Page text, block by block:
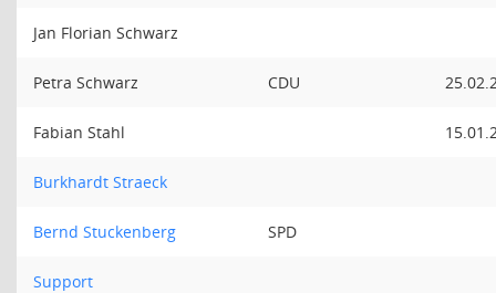
Jan Florian Schwarz
Petra Schwarz CDU
Fabian Stahl
Burkhardt Straeck
Bernd Stuckenberg SPD
Support